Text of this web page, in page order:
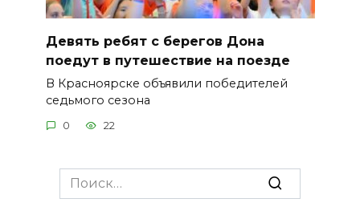
Девять ребят с берегов Дона
поедут в путешествие на поезде
В Красноярске объявили победителей
седьмого сезона
0 22
Search
for: